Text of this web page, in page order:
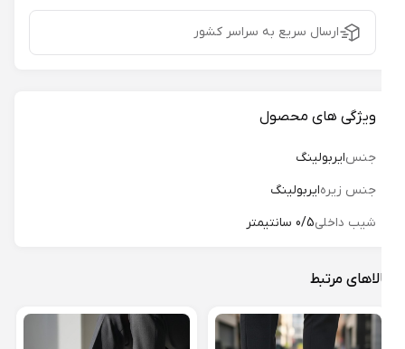
ارسال سریع به سراسر کشور
ویژگی های محصول
جنسایربولینگ
جنس زیره ایربولینگ
شیب داخلی0/5 سانتیمتر
مرتبط